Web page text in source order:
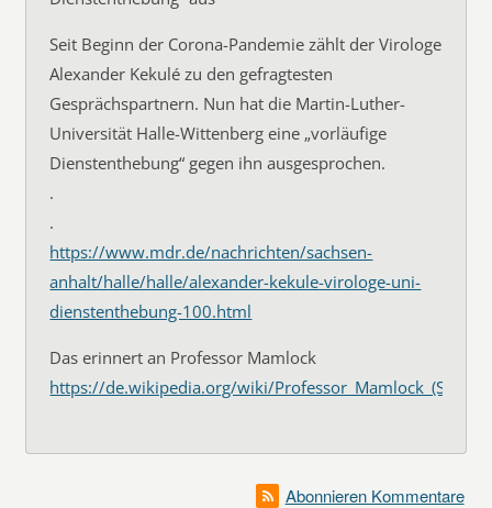
Seit Beginn der Corona-Pandemie zählt der Virologe
Alexander Kekulé zu den gefragtesten
Gesprächspartnern. Nun hat die Martin-Luther-
Universität Halle-Wittenberg eine „vorläufige
Dienstenthebung“ gegen ihn ausgesprochen.
.
.
https://www.mdr.de/nachrichten/sachsen-
anhalt/halle/halle/alexander-kekule-virologe-uni-
dienstenthebung-100.html
Das erinnert an Professor Mamlock
https://de.wikipedia.org/wiki/
Abonnieren Kommentare